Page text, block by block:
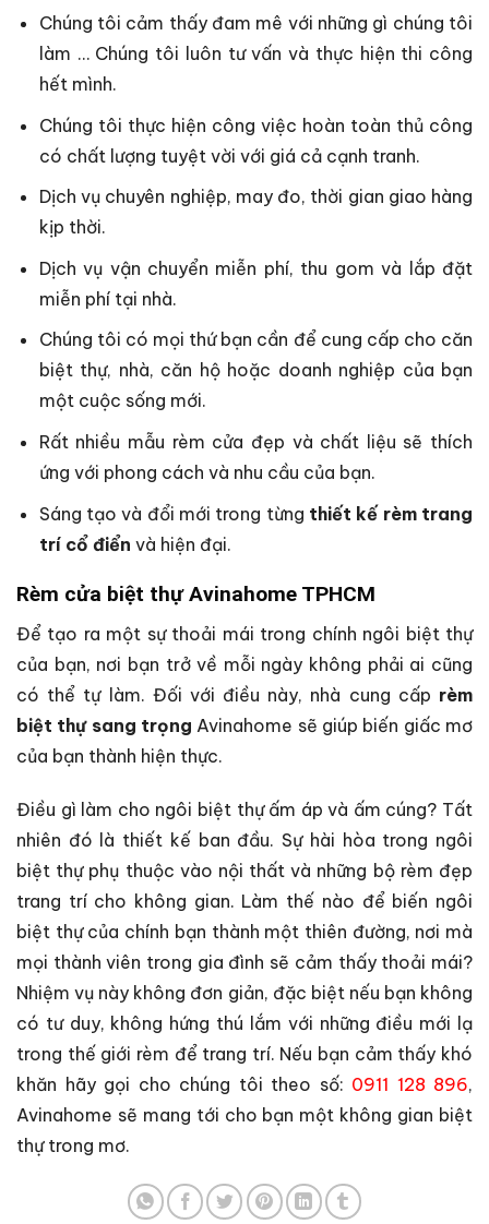
Chúng tôi cảm thấy đam mê với những gì chúng tôi
làm … Chúng tôi luôn tư vấn và thực hiện thi công
hết mình.
Chúng tôi thực hiện công việc hoàn toàn thủ công
có chất lượng tuyệt vời với giá cả cạnh tranh.
Dịch vụ chuyên nghiệp, may đo, thời gian giao hàng
kịp thời.
Dịch vụ vận chuyển miễn phí, thu gom và lắp đặt
miễn phí tại nhà.
Chúng tôi có mọi thứ bạn cần để cung cấp cho căn
biệt thự, nhà, căn hộ hoặc doanh nghiệp của bạn
một cuộc sống mới.
Rất nhiều mẫu rèm cửa đẹp và chất liệu sẽ thích
ứng với phong cách và nhu cầu của bạn.
Sáng tạo và đổi mới trong từng thiết kế rèm trang
trí cổ điển và hiện đại.
Rèm cửa biệt thự Avinahome TPHCM
Để tạo ra một sự thoải mái trong chính ngôi biệt thự
của bạn, nơi bạn trở về mỗi ngày không phải ai cũng
có thể tự làm. Đối với điều này, nhà cung cấp rèm
biệt thự sang trọng Avinahome sẽ giúp biến giấc mơ
của bạn thành hiện thực.
Điều gì làm cho ngôi biệt thự ấm áp và ấm cúng? Tất
nhiên đó là thiết kế ban đầu. Sự hài hòa trong ngôi
biệt thự phụ thuộc vào nội thất và những bộ rèm đẹp
trang trí cho không gian. Làm thế nào để biến ngôi
biệt thự của chính bạn thành một thiên đường, nơi mà
mọi thành viên trong gia đình sẽ cảm thấy thoải mái?
Nhiệm vụ này không đơn giản, đặc biệt nếu bạn không
có tư duy, không hứng thú lắm với những điều mới lạ
trong thế giới rèm để trang trí. Nếu bạn cảm thấy khó
khăn hãy gọi cho chúng tôi theo số: 0911 128 896,
Avinahome sẽ mang tới cho bạn một không gian biệt
thự trong mơ.